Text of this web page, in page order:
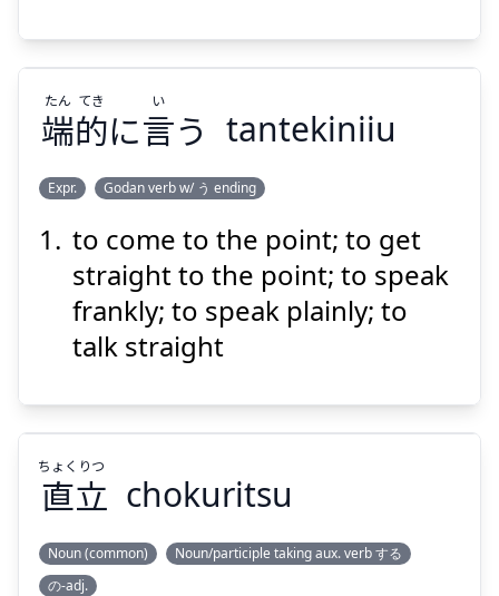
Show answer
Suspend
端
的
に
言
う
たん
てき
い
Suspend
端的に言う
たん てき い
tantekiniiu
Expr. Godan verb w/ う ending
to come to the point; to get
straight to the point; to speak
frankly; to speak plainly; to
talk straight
直立
ちょく りつ
chokuritsu
Noun (common)
Noun/participle taking aux. verb する
の-adj.